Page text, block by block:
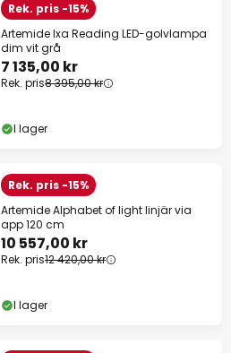
Rek. pris -15%
Artemide Ixa Reading LED-golvlampa
dim vit grå
7 135,00 kr
Rek. pris8 395,00 kr
I lager
Rek. pris -15%
Artemide Alphabet of light linjär via
app 120 cm
10 557,00 kr
Rek. pris12 420,00 kr
I lager